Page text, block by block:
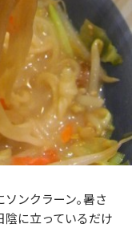
ンクラーン｡暑さ
陰に立っているだけ